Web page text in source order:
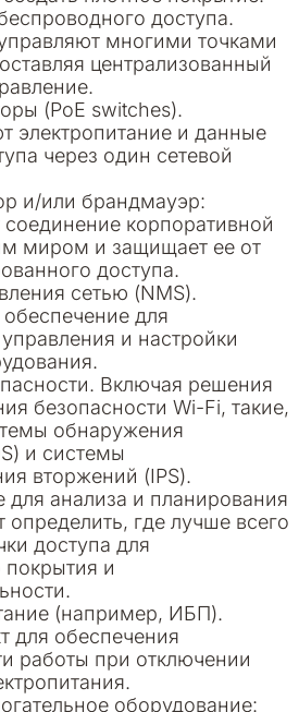
доступа.
многими точками
централизованный
(PoE switches).
электропитание и данные
через один сетевой
и/или брандмауэр:
корпоративной
миром и защищает ее от
доступа.
сетью (NMS).
для
и настройки
Включая решения
безопасности Wi-Fi, такие,
обнаружения
и системы
вторжений (IPS).
для анализа и планирования
где лучше всего
доступа для
и
(например, ИБП).
для обеспечения
работы при отключении
оборудование: